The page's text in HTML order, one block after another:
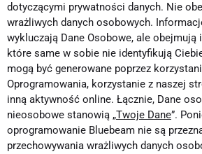
dotyczącymi prywatności danych. Nie
wrażliwych danych osobowych.
wykluczają Dane Osobowe, ale obejmują
które same w sobie nie identyfikują
mogą być generowane poprzez
Oprogramowania, korzystanie z naszej
inną aktywność online. Łącznie, Dane
nieosobowe stanowią „Twoje Dane”.
oprogramowanie Bluebeam nie są
przechowywania wrażliwych danych